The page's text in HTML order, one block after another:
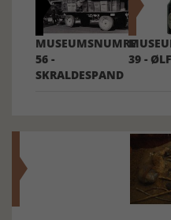
MUSEUMSNUMRE
56 -
SKRALDESPAND
39 -